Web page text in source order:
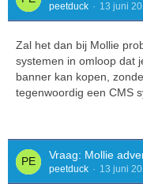
peetduck 13 juni
Zal het dan bij Mollie
systemen in omloop dat
banner kan kopen,
tegenwoordig een CMS
Vraag: Mollie
peetduck 13 juni